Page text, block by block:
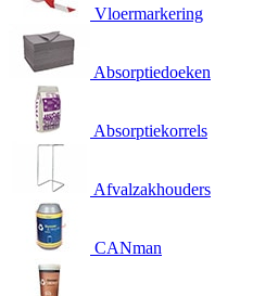
Vloermarkering
Absorptiedoeken
Absorptiekorrels
Afvalzakhouders
CANman